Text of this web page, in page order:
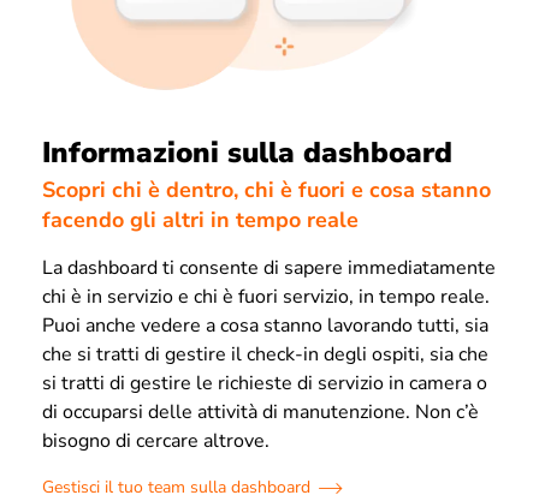
Informazioni sulla dashboard
Scopri chi è dentro, chi è fuori e cosa stanno
facendo gli altri in tempo reale
La dashboard ti consente di sapere immediatamente
chi è in servizio e chi è fuori servizio, in tempo reale.
Puoi anche vedere a cosa stanno lavorando tutti, sia
che si tratti di gestire il check-in degli ospiti, sia che
si tratti di gestire le richieste di servizio in camera o
di occuparsi delle attività di manutenzione. Non c’è
bisogno di cercare altrove.
Gestisci il tuo team sulla dashboard